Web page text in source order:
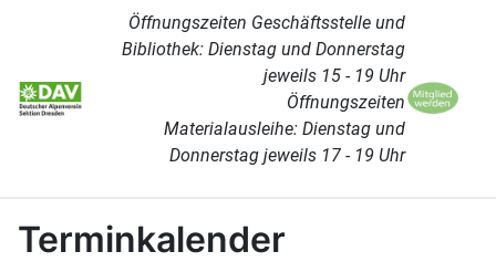
Öffnungszeiten Geschäftsstelle und
Bibliothek: Dienstag und Donnerstag
jeweils 15 - 19 Uhr
Öffnungszeiten
Materialausleihe: Dienstag und
Donnerstag jeweils 17 - 19 Uhr
Terminkalender